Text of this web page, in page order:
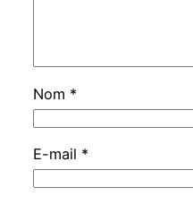
Nom *
E-mail *